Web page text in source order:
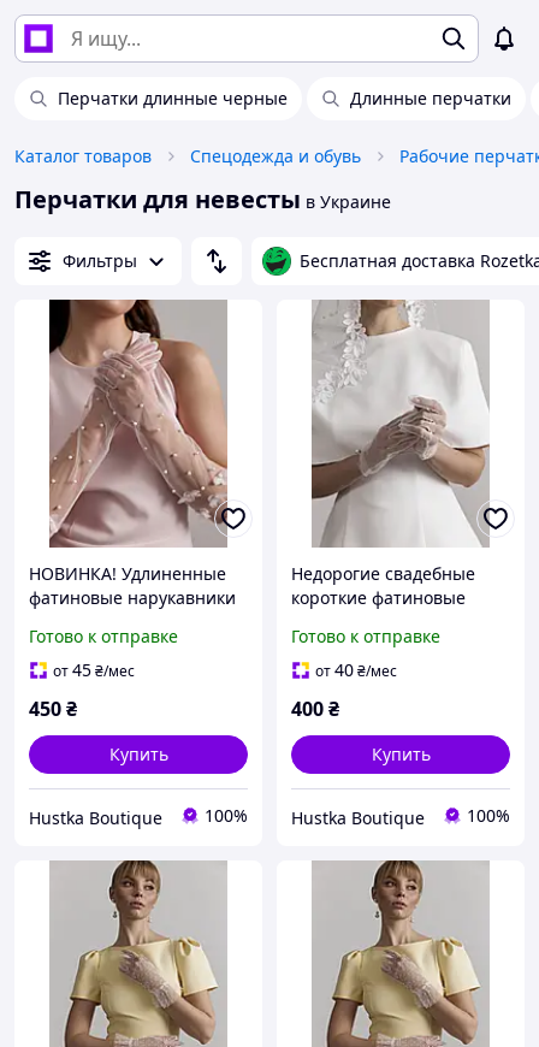
Перчатки длинные черные Длинные перчатки
Каталог товаров Спецодежда и обувь Рабочие
Перчатки для невесты в Украине
Фильтры Бесплатная доставка
НОВИНКА! Удлиненные
фатиновые нарукавники
Роскошные свадебные
перчатки для фотосессии,
Готово к отправке
от45₴/мес
450₴
Купить
Hustka Boutique 100%
Недорогие свадебные
короткие фатиновые
жемчужиной | Купить
перчатки для невесты,
вечеринки
Готово к отправке
от40₴/мес
400₴
Купить
Hustka Boutique 100%